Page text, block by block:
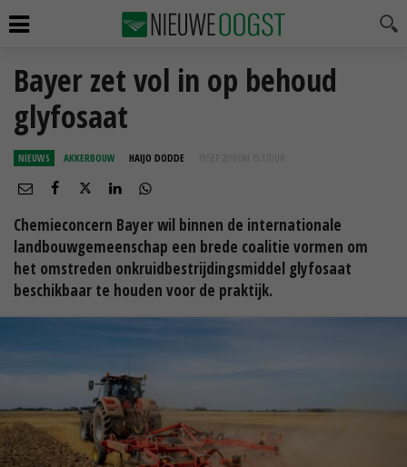
Bayer zet vol in op behoud
glyfosaat
NIEUWS AKKERBOUW HAIJO DODDE 19 SEP 2018 OM 15:17
Chemieconcern Bayer wil binnen de internationale
landbouwgemeenschap een brede coalitie vormen om
het omstreden onkruidbestrijdingsmiddel glyfosaat
beschikbaar te houden voor de praktijk.